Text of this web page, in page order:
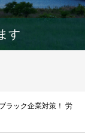
す
ック企業対策！ 労